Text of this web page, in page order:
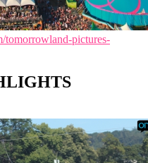
tomorrowland-pictures-